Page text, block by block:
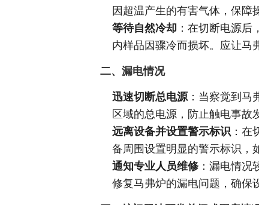
因超温产生的有害气体，保障
等待自然冷却 ：在切断电源
内样品因骤冷而损坏。应让马
二、漏电情况
迅速切断总电源：当察觉到马
区域的总电源，防止触电事故
远离设备并设置警示标识 ：
备周围设置明显的警示标识，
通知专业人员维修：漏电情况
修复马弗炉的漏电问题，确保